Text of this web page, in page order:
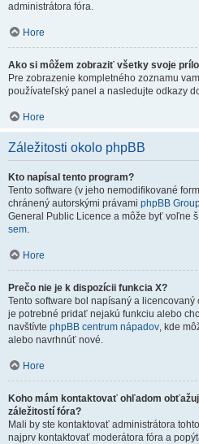
administrátora fóra.
Hore
Ako si môžem zobraziť všetky svoje
Pre zobrazenie kompletného zoznamu
používateľský panel a nasledujte odkazy
Hore
Záležitosti okolo phpBB
Kto napísal tento program?
Tento software (v jeho nemodifikované
chránený autorskými právami phpBB
General Public Licence a môže byť voľne
sem.
Hore
Prečo nie je k dispozícii funkcia X?
Tento software bol napísaný a licencovaný
je potrebné pridať nejakú funkciu alebo
navštívte phpBB centrum nápadov, kde
alebo navrhnúť nové.
Hore
Koho mám kontaktovať ohľadom
záležitostí fóra?
Mali by ste kontaktovať administrátora
najprv kontaktovať moderátora fóra a